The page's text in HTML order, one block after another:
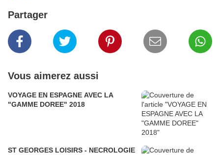
Partager
Vous aimerez aussi
VOYAGE EN ESPAGNE AVEC LA
"GAMME DOREE" 2018
ST GEORGES LOISIRS - NECROLOGIE